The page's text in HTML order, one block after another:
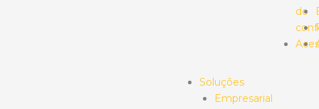
de
Soluções
Empresarial